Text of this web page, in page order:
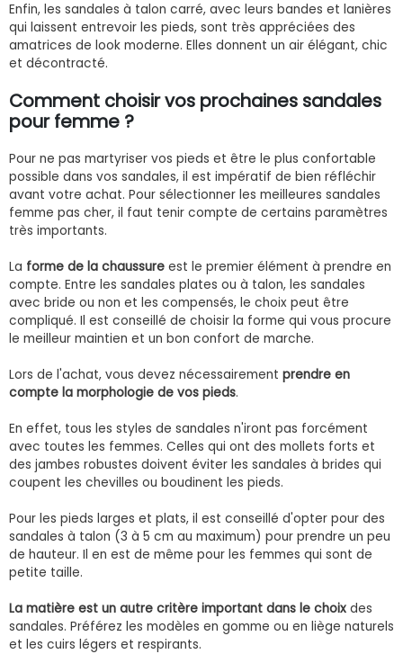
Enfin, les sandales à talon carré, avec leurs bandes et lanières
qui laissent entrevoir les pieds, sont très appréciées des
amatrices de look moderne. Elles donnent un air élégant, chic
et décontracté.
Comment choisir vos prochaines sandales
pour femme ?
Pour ne pas martyriser vos pieds et être le plus confortable
possible dans vos sandales, il est impératif de bien réfléchir
avant votre achat. Pour sélectionner les meilleures sandales
femme pas cher, il faut tenir compte de certains paramètres
très importants.
La forme de la chaussure est le premier élément à prendre en
compte. Entre les sandales plates ou à talon, les sandales
avec bride ou non et les compensés, le choix peut être
compliqué. Il est conseillé de choisir la forme qui vous procure
le meilleur maintien et un bon confort de marche.
Lors de l'achat, vous devez nécessairement prendre en
compte la morphologie de vos pieds.
En effet, tous les styles de sandales n'iront pas forcément
avec toutes les femmes. Celles qui ont des mollets forts et
des jambes robustes doivent éviter les sandales à brides qui
coupent les chevilles ou boudinent les pieds.
Pour les pieds larges et plats, il est conseillé d'opter pour des
sandales à talon (3 à 5 cm au maximum) pour prendre un peu
de hauteur. Il en est de même pour les femmes qui sont de
petite taille.
La matière est un autre critère important dans le choix des
sandales. Préférez les modèles en gomme ou en liège naturels
et les cuirs légers et respirants.